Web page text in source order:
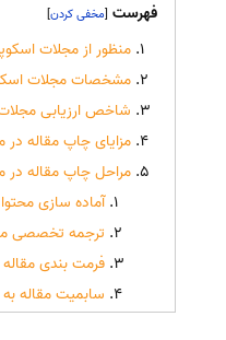
فهرست [
]
منظور از مجلات
مشخصات مجلات
شاخص ارزیابی
مزایای چاپ مقاله
مراحل چاپ مقاله
آماده سازی
ترجمه تخصصی
فرمت بندی
سابمیت مقاله